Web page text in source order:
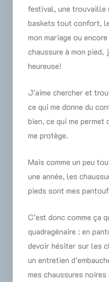
festival, une trouvaille
baskets tout confort,
mon mariage ou
chaussure à mon pied,
heureuse!
J’aime chercher et
ce qui me donne du
bien, ce qui me
me protège.
Mais comme un peu
une année, les
pieds sont mes
C’est donc comme ça
quadragénaire : en
devoir hésiter sur les
un entretien
mes chaussures